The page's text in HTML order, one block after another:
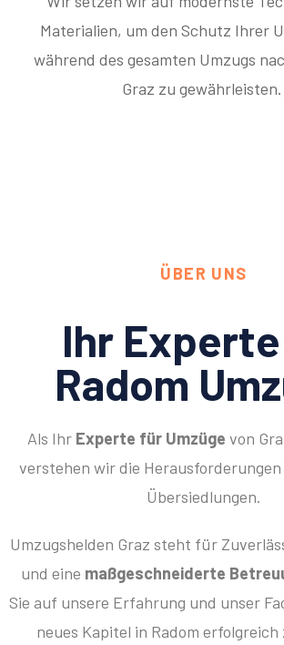
Materialien, um den Schutz Ihrer
während des gesamten Umzugs
Graz zu gewährleisten.
ÜBER UNS
Ihr
Radom
Als Ihr Experte für Umzüge von
verstehen wir die
Übersiedlungen.
Umzugshelden Graz steht für
und eine maßgeschneiderte
Sie auf unsere Erfahrung und unser
neues Kapitel in Radom erfolgreich